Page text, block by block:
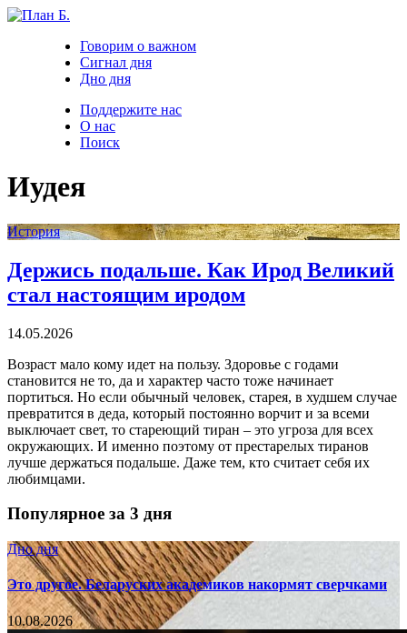
Говорим о важном
Сигнал дня
Дно дня
Поддержите нас
О нас
Поиск
Иудея
История
Держись подальше. Как Ирод Великий
стал настоящим иродом
14.05.2026
Возраст мало кому идет на пользу. Здоровье с годами
становится не то, да и характер часто тоже начинает
портиться. Но если обычный человек, старея, в худшем случае
превратится в деда, который постоянно ворчит и за всеми
выключает свет, то стареющий тиран – это угроза для всех
окружающих. И именно поэтому от престарелых тиранов
лучше держаться подальше. Даже тем, кто считает себя их
любимцами.
Популярное за 3 дня
Дно дня
Это другое. Беларуских академиков накормят сверчками
10.08.2026